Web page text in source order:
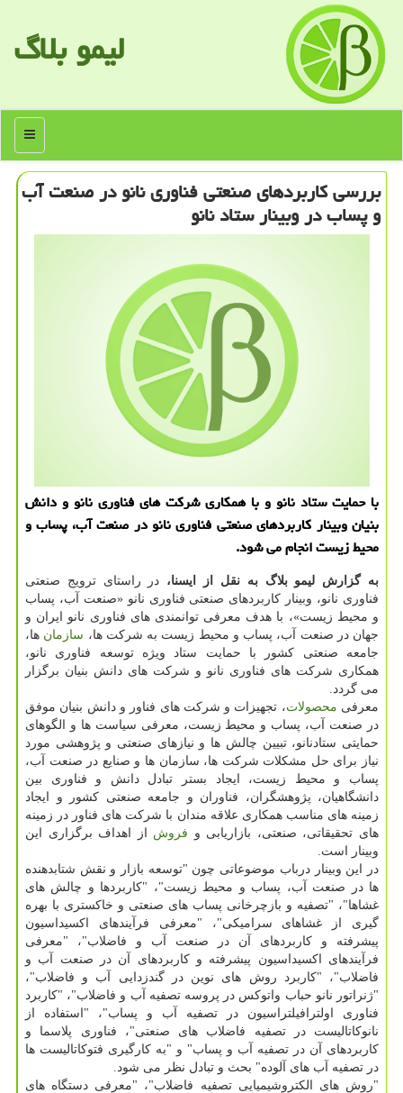
لیمو بلاگ
منو
بررسی كاربردهای صنعتی فناوری نانو در صنعت آب
و پساب در وبینار ستاد نانو
با حمایت ستاد نانو و با همكاری شركت های فناوری نانو و دانش
بنیان وبینار كاربردهای صنعتی فناوری نانو در صنعت آب، پساب و
محیط زیست انجام می شود.
به گزارش لیمو بلاگ به نقل از ایسنا، در راستای ترویج صنعتی
فناوری نانو، وبینار کاربردهای صنعتی فناوری نانو «صنعت آب، پساب
و محیط زیست»، با هدف معرفی توانمندی های فناوری نانو ایران و
جهان در صنعت آب، پساب و محیط زیست به شرکت ها، سازمان ها،
جامعه صنعتی کشور با حمایت ستاد ویژه توسعه فناوری نانو،
همکاری شرکت های فناوری نانو و شرکت های دانش بنیان برگزار
می گردد.
معرفی محصولات، تجهیزات و شرکت های فناور و دانش بنیان موفق
در صنعت آب، پساب و محیط زیست، معرفی سیاست ها و الگوهای
حمایتی ستادنانو، تبیین چالش ها و نیازهای صنعتی و پژوهشی مورد
نیاز برای حل مشکلات شرکت ها، سازمان ها و صنایع در صنعت آب،
پساب و محیط زیست، ایجاد بستر تبادل دانش و فناوری بین
دانشگاهیان، پژوهشگران، فناوران و جامعه صنعتی کشور و ایجاد
زمینه های مناسب همکاری علاقه مندان با شرکت های فناور در زمینه
های تحقیقاتی، صنعتی، بازاریابی و فروش از اهداف برگزاری این
وبینار است.
در این وبینار درباب موضوعاتی چون "توسعه بازار و نقش شتابدهنده
ها در صنعت آب، پساب و محیط زیست"، "کاربردها و چالش های
غشاها"، "تصفیه و بازچرخانی پساب های صنعتی و خاکستری با بهره
گیری از غشاهای سرامیکی"، "معرفی فرآیندهای اکسیداسیون
پیشرفته و کاربردهای آن در صنعت آب و فاضلاب"، "معرفی
فرآیندهای اکسیداسیون پیشرفته و کاربردهای آن در صنعت آب و
فاضلاب"، "کاربرد روش های نوین در گندزدایی آب و فاضلاب"،
"ژنراتور نانو حباب واتوکس در پروسه تصفیه آب و فاضلاب"، "کاربرد
فناوری اولترافیلتراسیون در تصفیه آب و پساب"، "استفاده از
نانوکاتالیست در تصفیه فاضلاب های صنعتی"، فناوری پلاسما و
کاربردهای آن در تصفیه آب و پساب" و "به کارگیری فتوکاتالیست ها
در تصفیه آب های آلوده" بحث و تبادل نظر می شود.
"روش های الکتروشیمیایی تصفیه فاضلاب"، "معرفی دستگاه های